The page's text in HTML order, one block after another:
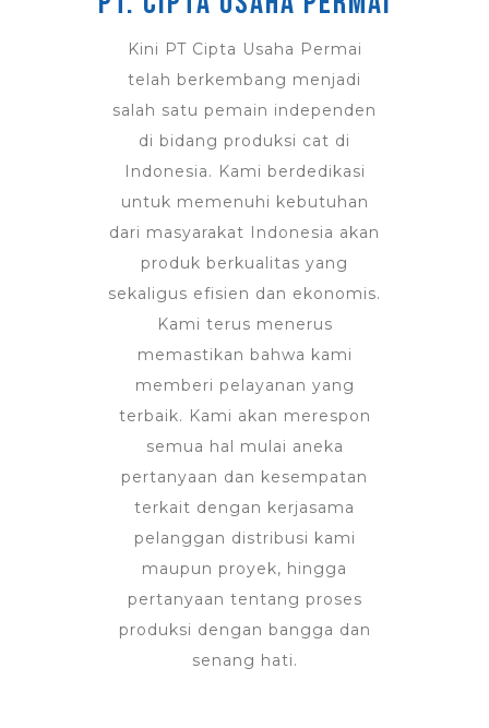
Kini PT Cipta Usaha Permai
telah berkembang menjadi
salah satu pemain independen
di bidang produksi cat di
Indonesia. Kami berdedikasi
untuk memenuhi kebutuhan
dari masyarakat Indonesia akan
produk berkualitas yang
sekaligus efisien dan ekonomis.
Kami terus menerus
memastikan bahwa kami
memberi pelayanan yang
terbaik. Kami akan merespon
semua hal mulai aneka
pertanyaan dan kesempatan
terkait dengan kerjasama
pelanggan distribusi kami
maupun proyek, hingga
pertanyaan tentang proses
produksi dengan bangga dan
senang hati.